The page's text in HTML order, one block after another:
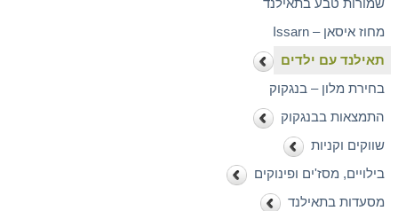
שמורות טבע בתאילנד
מחוז איסאן – Issarn
תאילנד עם ילדים
בחירת מלון – בנגקוק
התמצאות בבנגקוק
שווקים וקניות
בילויים, מסז'ים ופינוקים
מסעדות בתאילנד